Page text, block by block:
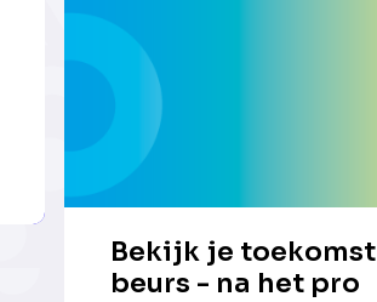
Bekijk je toekomst
beurs - na het pro